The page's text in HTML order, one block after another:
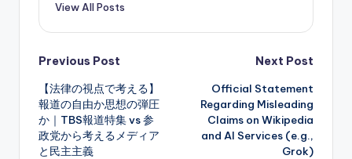
View All Posts
Post
navigation
Previous Post
【法律の視点で考える】
報道の自由か思想の弾圧
か｜TBS報道特集 vs 参
政党から考えるメディア
と民主主義
Next Post
Official Statement
Regarding Misleading
Claims on Wikipedia
and AI Services (e.g.,
Grok)